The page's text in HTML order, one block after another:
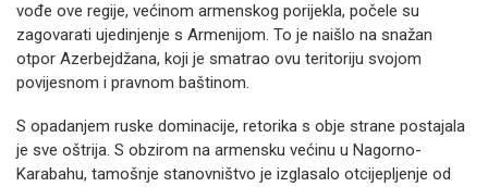
vođe ove regije, većinom armenskog porijekla, počele su
zagovarati ujedinjenje s Armenijom. To je naišlo na snažan
otpor Azerbejdžana, koji je smatrao ovu teritoriju svojom
povijesnom i pravnom baštinom.
S opadanjem ruske dominacije, retorika s obje strane postajala
je sve oštrija. S obzirom na armensku većinu u Nagorno-
Karabahu, tamošnje stanovništvo je izglasalo otcijepljenje od